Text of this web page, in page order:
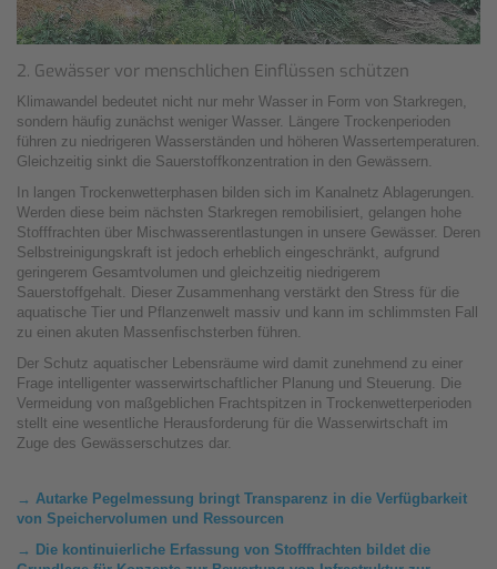
2. Gewässer vor menschlichen Einflüssen schützen
Klimawandel bedeutet nicht nur mehr Wasser in Form von Starkregen,
sondern häufig zunächst weniger Wasser. Längere Trockenperioden
führen zu niedrigeren Wasserständen und höheren Wassertemperaturen.
Gleichzeitig sinkt die Sauerstoffkonzentration in den Gewässern.
In langen Trockenwetterphasen bilden sich im Kanalnetz Ablagerungen.
Werden diese beim nächsten Starkregen remobilisiert, gelangen hohe
Stofffrachten über Mischwasserentlastungen in unsere Gewässer. Deren
Selbstreinigungskraft ist jedoch erheblich eingeschränkt, aufgrund
geringerem Gesamtvolumen und gleichzeitig niedrigerem
Sauerstoffgehalt. Dieser Zusammenhang verstärkt den Stress für die
aquatische Tier und Pflanzenwelt massiv und kann im schlimmsten Fall
zu einen akuten Massenfischsterben führen.
Der Schutz aquatischer Lebensräume wird damit zunehmend zu einer
Frage intelligenter wasserwirtschaftlicher Planung und Steuerung. Die
Vermeidung von maßgeblichen Frachtspitzen in Trockenwetterperioden
stellt eine wesentliche Herausforderung für die Wasserwirtschaft im
Zuge des Gewässerschutzes dar.
→ Autarke Pegelmessung bringt Transparenz in die Verfügbarkeit
von Speichervolumen und Ressourcen
→ Die kontinuierliche Erfassung von Stofffrachten bildet die